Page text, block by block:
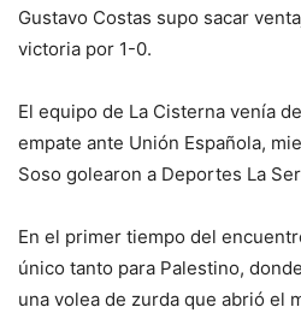
Gustavo Costas supo sacar
victoria por 1-0.
El equipo de La Cisterna venía
empate ante Unión Española,
Soso golearon a Deportes La
En el primer tiempo del
único tanto para Palestino,
una volea de zurda que abrió el